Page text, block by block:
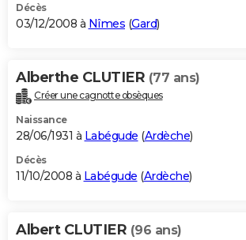
Décès
03/12/2008 à Nîmes (Gard)
Alberthe CLUTIER (77 ans)
Créer une cagnotte obsèques
Naissance
28/06/1931 à Labégude (Ardèche)
Décès
11/10/2008 à Labégude (Ardèche)
Albert CLUTIER (96 ans)